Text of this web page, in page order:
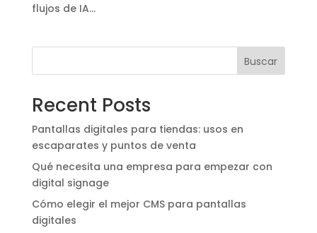
flujos de IA...
Buscar
Recent Posts
Pantallas digitales para tiendas: usos en
escaparates y puntos de venta
Qué necesita una empresa para empezar con
digital signage
Cómo elegir el mejor CMS para pantallas
digitales